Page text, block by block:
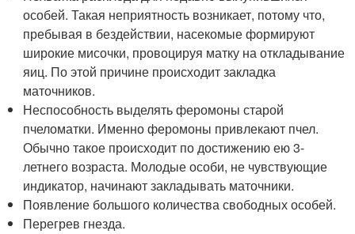
особей. Такая неприятность возникает, потому что,
пребывая в бездействии, насекомые формируют
широкие мисочки, провоцируя матку на откладывание
яиц. По этой причине происходит закладка
маточников.
Неспособность выделять феромоны старой
пчеломатки. Именно феромоны привлекают пчел.
Обычно такое происходит по достижению ею 3-
летнего возраста. Молодые особи, не чувствующие
индикатор, начинают закладывать маточники.
Появление большого количества свободных особей.
Перегрев гнезда.